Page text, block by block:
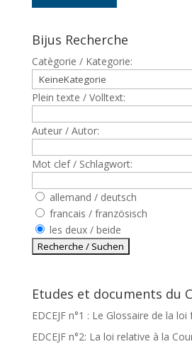
Bijus Recherche
Catègorie / Kategorie:
Plein texte / Volltext:
Auteur / Autor:
Mot clef / Schlagwort:
allemand / deutsch
francais / französisch
les deux / beide
Etudes et documents du
EDCEJF n°1 : Le Glossaire de la
EDCEJF n°2: La loi relative à la